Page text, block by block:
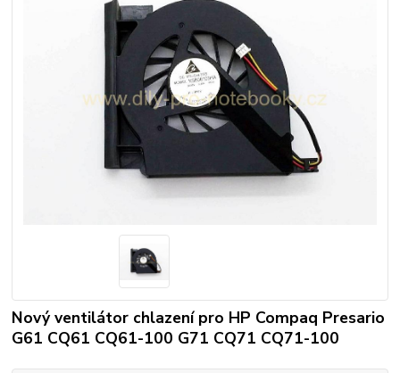
Nový ventilátor chlazení pro HP Compaq Presario
G61 CQ61 CQ61-100 G71 CQ71 CQ71-100